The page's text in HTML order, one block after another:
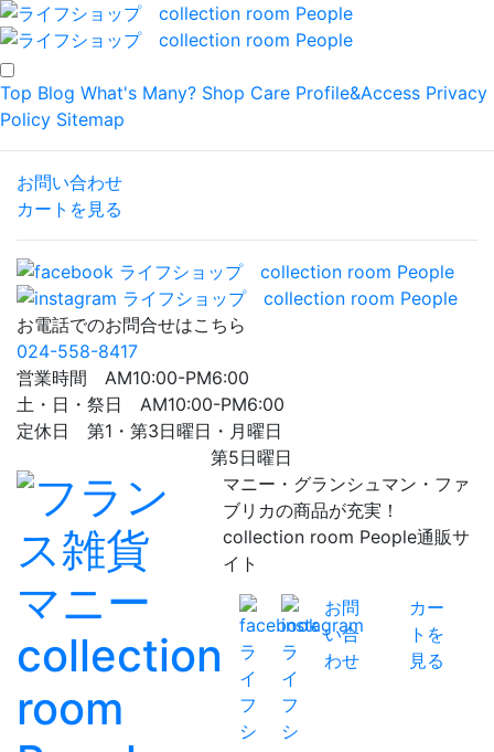
Top Blog What's Many? Shop Care Profile&Access Privacy
Policy Sitemap
お問い合わせ
カートを見る
お電話でのお問合せはこちら
024-558-8417
営業時間 AM10:00-PM6:00
土・日・祭日 AM10:00-PM6:00
定休日 第1・第3日曜日・月曜日
第5日曜日
マニー・グランシュマン・ファ
ブリカの商品が充実！
collection room People通販サ
イト
お問
い合
わせ
カー
トを
見る